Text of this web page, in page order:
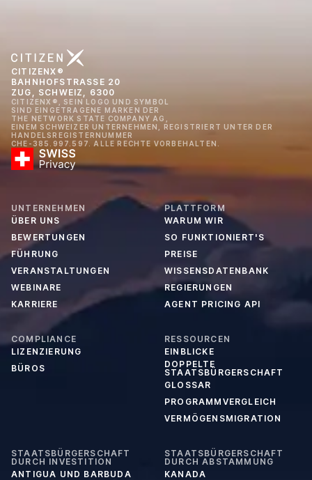
CITIZENX®
BAHNHOFSTRASSE 20
ZUG, SCHWEIZ, 6300
CITIZENX®, SEIN LOGO UND SYMBOL
SIND EINGETRAGENE MARKEN DER
THE NETWORK STATE COMPANY AG,
EINEM SCHWEIZER UNTERNEHMEN, REGISTRIERT UNTER DER
HANDELSREGISTERNUMMER
CHE-385.997.597. ALLE RECHTE VORBEHALTEN.
UNTERNEHMEN
ÜBER UNS
BEWERTUNGEN
FÜHRUNG
VERANSTALTUNGEN
WEBINARE
KARRIERE
PLATTFORM
WARUM WIR
SO FUNKTIONIERT'S
PREISE
WISSENSDATENBANK
REGIERUNGEN
AGENT PRICING API
COMPLIANCE
LIZENZIERUNG
BÜROS
RESSOURCEN
EINBLICKE
DOPPELTE
STAATSBÜRGERSCHAFT
GLOSSAR
PROGRAMMVERGLEICH
VERMÖGENSMIGRATION
STAATSBÜRGERSCHAFT
DURCH INVESTITION
ANTIGUA UND BARBUDA
STAATSBÜRGERSCHAFT
DURCH ABSTAMMUNG
KANADA